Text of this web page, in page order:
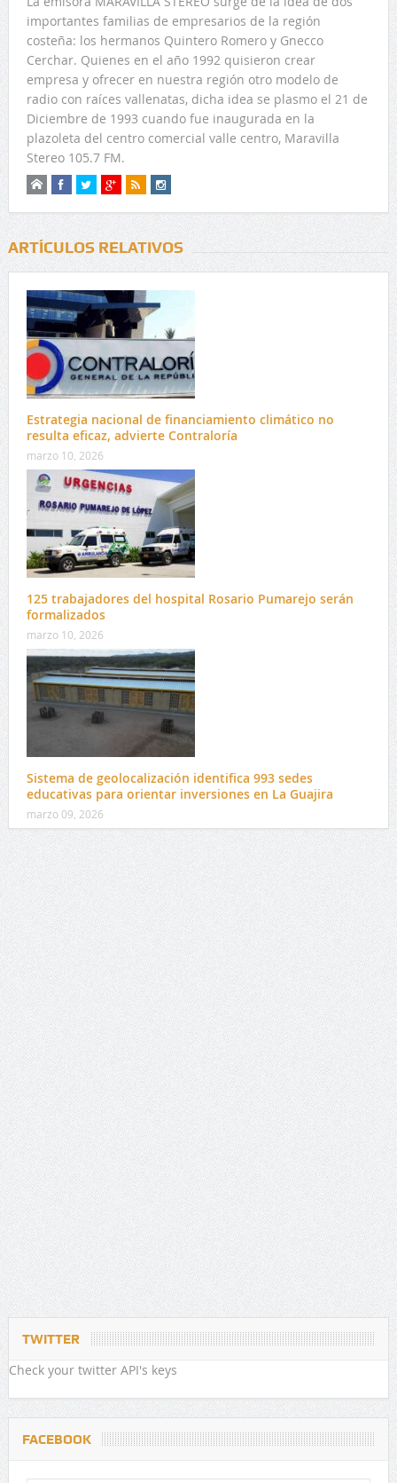
importantes familias de empresarios de la región
costeña: los hermanos Quintero Romero y Gnecco
Cerchar. Quienes en el año 1992 quisieron crear
empresa y ofrecer en nuestra región otro modelo de
radio con raíces vallenatas, dicha idea se plasmo el 21 de
Diciembre de 1993 cuando fue inaugurada en la
plazoleta del centro comercial valle centro, Maravilla
Stereo 105.7 FM.
ARTÍCULOS RELATIVOS
Estrategia nacional de financiamiento climático no
resulta eficaz, advierte Contraloría
marzo 10, 2026
125 trabajadores del hospital Rosario Pumarejo serán
formalizados
marzo 10, 2026
Sistema de geolocalización identifica 993 sedes
educativas para orientar inversiones en La Guajira
marzo 09, 2026
TWITTER
Check your twitter API's keys
FACEBOOK